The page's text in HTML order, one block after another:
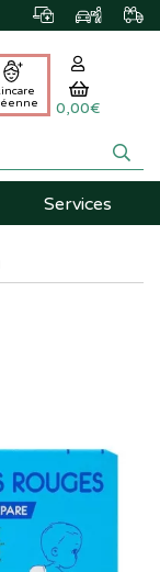
0,00€
Services